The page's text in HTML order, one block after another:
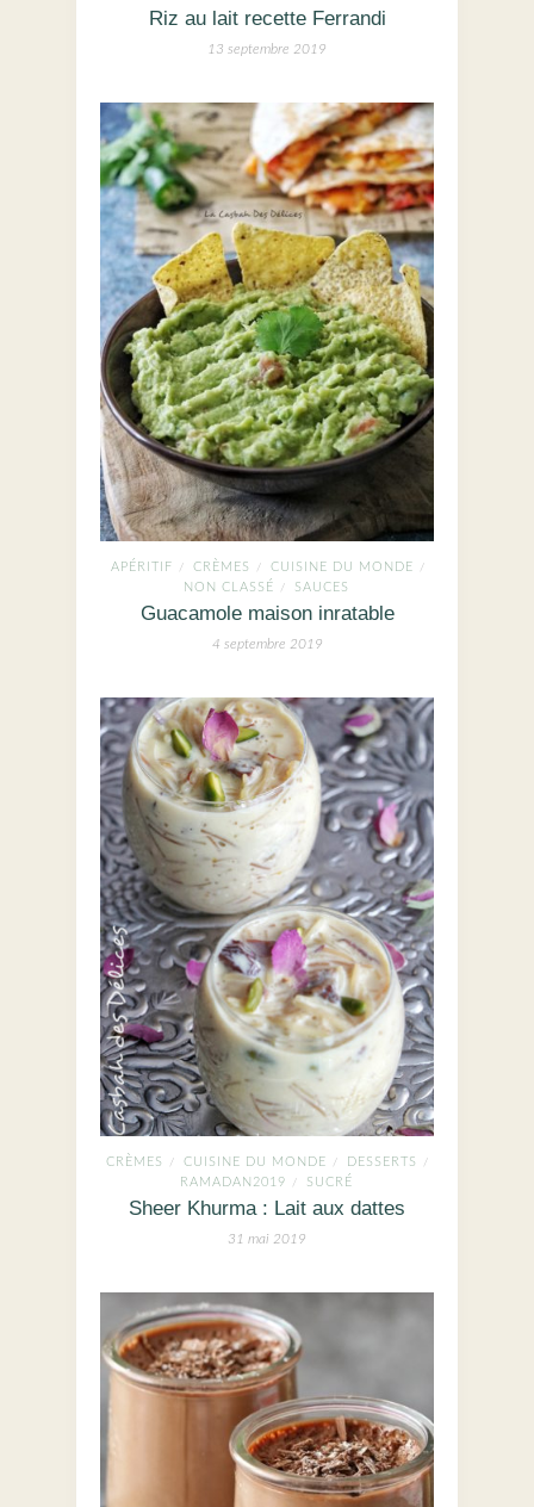
Riz au lait recette Ferrandi
13 septembre 2019
APÉRITIF / CRÈMES / CUISINE DU MONDE /
NON CLASSÉ / SAUCES
Guacamole maison inratable
4 septembre 2019
CRÈMES / CUISINE DU MONDE / DESSERTS /
RAMADAN2019 / SUCRÉ
Sheer Khurma : Lait aux dattes
31 mai 2019